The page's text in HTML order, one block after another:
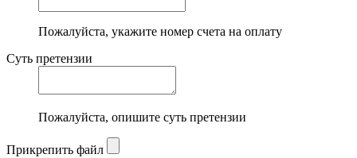
Пожалуйста, укажите номер счета на оплату
Суть претензии
Пожалуйста, опишите суть претензии
Прикрепить файл